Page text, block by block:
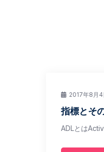
2017年8月4
指標とそ
ADLとは